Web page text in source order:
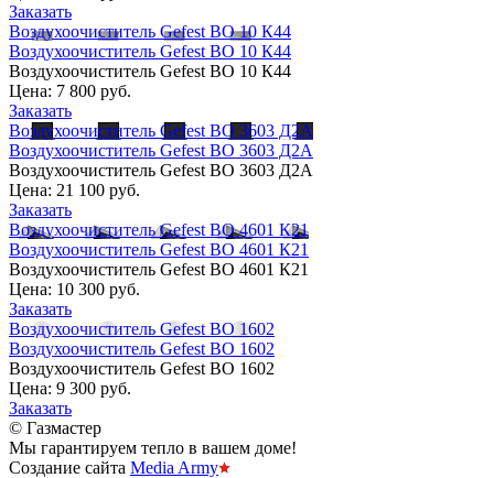
Заказать
Воздухоочиститель Gefest ВО 10 К44
Воздухоочиститель Gefest ВО 10 К44
Воздухоочиститель Gefest ВО 10 К44
Цена: 7 800 руб.
Заказать
Воздухоочиститель Gefest ВО 3603 Д2А
Воздухоочиститель Gefest ВО 3603 Д2А
Воздухоочиститель Gefest ВО 3603 Д2А
Цена: 21 100 руб.
Заказать
Воздухоочиститель Gefest ВО 4601 К21
Воздухоочиститель Gefest ВО 4601 К21
Воздухоочиститель Gefest ВО 4601 К21
Цена: 10 300 руб.
Заказать
Воздухоочиститель Gefest ВО 1602
Воздухоочиститель Gefest ВО 1602
Воздухоочиститель Gefest ВО 1602
Цена: 9 300 руб.
Заказать
© Газмастер
Мы гарантируем тепло в вашем доме!
Создание сайта Media Army